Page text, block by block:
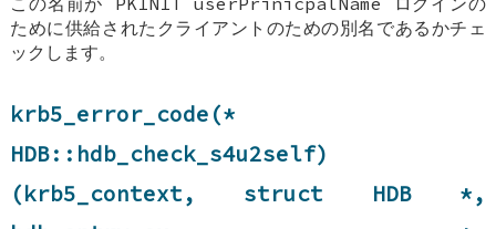
ために供給されたクライアントのための別名であるかチェ
ックします。
krb5_error_code(*
HDB::hdb_check_s4u2self)
(krb5_context, struct
HDB*,